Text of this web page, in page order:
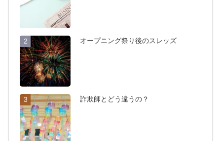
2 オープニング祭り後のスレッズ
3 詐欺師とどう違うの？